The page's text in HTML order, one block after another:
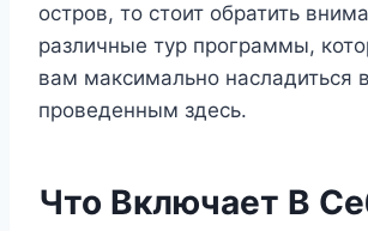
остров, то стоит обратить
различные тур программы,
вам максимально насладиться
проведенным здесь.
Что Включает В